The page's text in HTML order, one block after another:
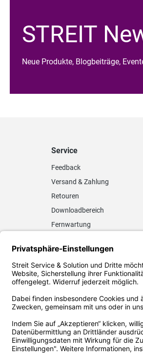
STREIT
Neue Produkte, Blogbeiträge,
Service
Feedback
Versand & Zahlung
Retouren
Downloadbereich
Fernwartung
Elektronischer
Rechnungsversand
FAQ EUDR